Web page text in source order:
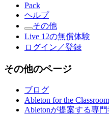
Pack
ヘルプ
その他
Live 12の無償体験
ログイン／登録
その他のページ
ブログ
Ableton for the Classroom
Abletonが提案する専